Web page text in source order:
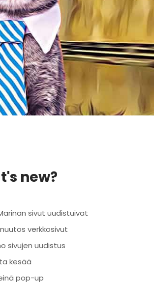
new?
sivut uudistuivat
verkkosivut
sivujen uudistus
kesää
pop-up